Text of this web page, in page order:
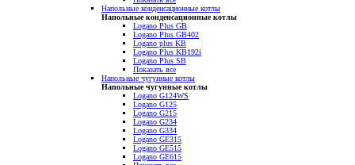
Напольные конденсационные котлы
Напольные конденсационные котлы
Logano Plus GB
Logano Plus GB402
Logano plus KB
Logano Plus KB192i
Logano Plus SB
Показать все
Напольные чугунные котлы
Напольные чугунные котлы
Logano G124WS
Logano G125
Logano G215
Logano G234
Logano G334
Logano GE315
Logano GE515
Logano GE615